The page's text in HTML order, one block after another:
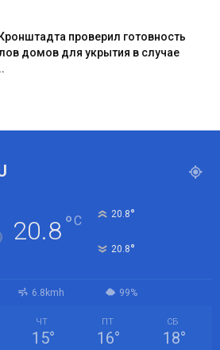
проверил готовность
домов для укрытия в случае
20.8°C 20.8°
20.8°
6.8kmh 99%
ЧТ
15°
ПТ
16°
СБ
18°